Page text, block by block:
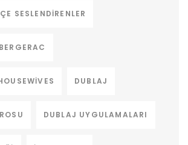
SESLENDIRENLER
DUBLAJ
DUBLAJ UYGULAMALARI